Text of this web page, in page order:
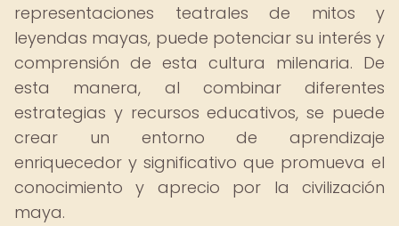
representaciones teatrales de mitos y
leyendas mayas, puede potenciar su interés y
comprensión de esta cultura milenaria. De
esta manera, al combinar diferentes
estrategias y recursos educativos, se puede
crear un entorno de aprendizaje
enriquecedor y significativo que promueva el
conocimiento y aprecio por la civilización
maya.